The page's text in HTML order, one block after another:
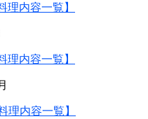
理内容一覧】
理内容一覧】
理内容一覧】